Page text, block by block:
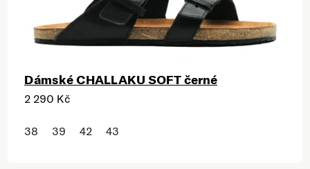
Dámské CHALLAKU SOFT černé
2 290 Kč
38 39 42 43